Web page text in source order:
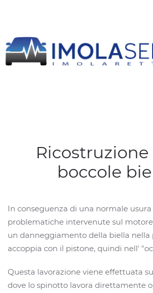
Ricostruzione
boccole
In conseguenza di una normale
problematiche intervenute sul
un danneggiamento della biella nella
accoppia con il pistone, quindi nell'
Questa lavorazione viene effettuata
dove lo spinotto lavora direttamente